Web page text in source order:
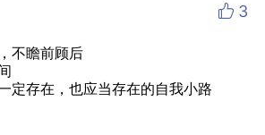
 3
不瞻前顾后
定存在，也应当存在的自我小路
动何如，焦虑何如，不安何如